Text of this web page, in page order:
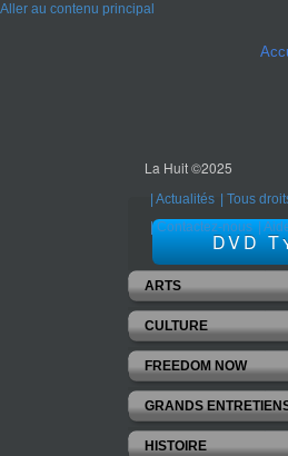
Aller au contenu principal
DVD
ARTS
CULTURE
FREEDOM NOW
GRANDS
HISTOIRE
La Huit ©2025
Actualités Tous
Contactez-nous